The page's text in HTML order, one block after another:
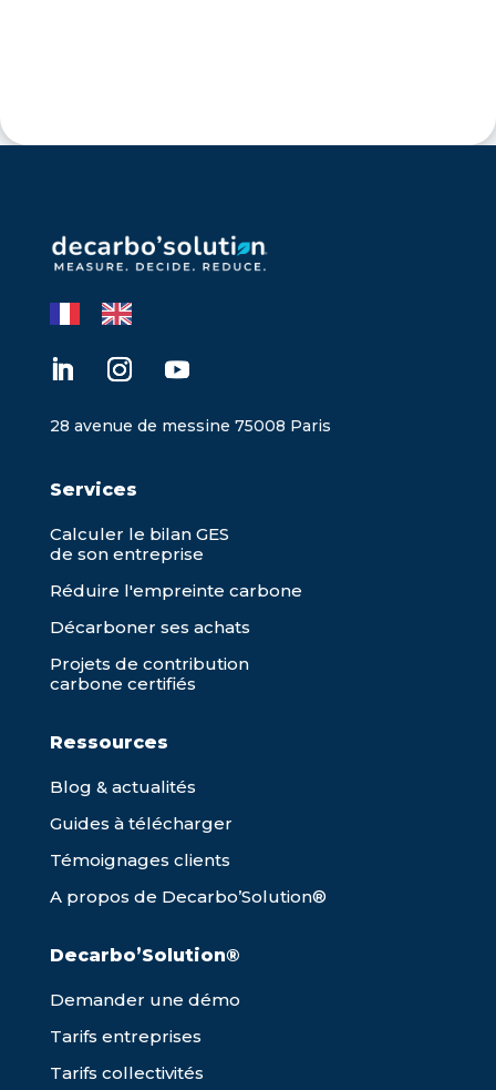
28 avenue de messine 75008 Paris
Services
Calculer le bilan GES
de son entreprise
Réduire l'empreinte carbone
Décarboner ses achats
Projets de contribution
carbone certifiés
Ressources
Blog & actualités
Guides à télécharger
Témoignages clients
A propos de Decarbo’Solution®
Decarbo’Solution®
Demander une démo
Tarifs entreprises
Tarifs collectivités